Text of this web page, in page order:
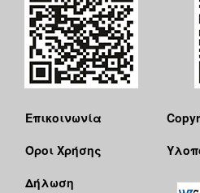
Επικοινωνία
Όροι Χρήσης
Δήλωση